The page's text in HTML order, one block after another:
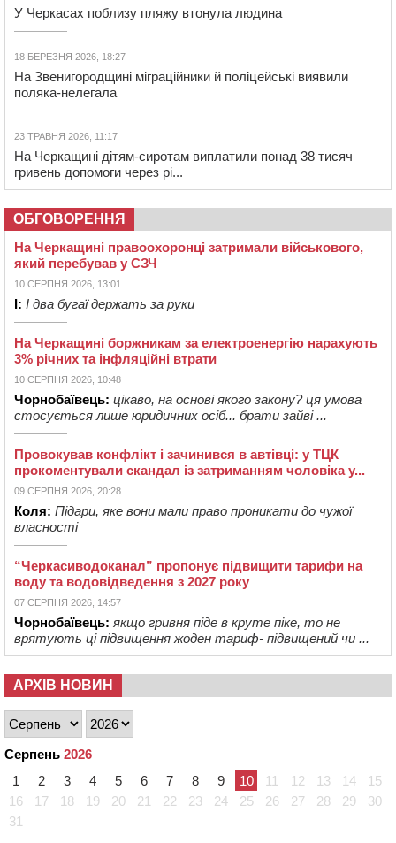
У Черкасах поблизу пляжу втонула людина
18 БЕРЕЗНЯ 2026, 18:27
На Звенигородщині міграційники й поліцейські виявили
поляка-нелегала
23 ТРАВНЯ 2026, 11:17
На Черкащині дітям-сиротам виплатили понад 38 тисяч
гривень допомоги через рі...
ОБГОВОРЕННЯ
На Черкащині правоохоронці затримали військового,
який перебував у СЗЧ
10 СЕРПНЯ 2026, 13:01
І: І два бугаї держать за руки
На Черкащині боржникам за електроенергію нарахують
3% річних та інфляційні втрати
10 СЕРПНЯ 2026, 10:48
Чорнобаївець: цікаво, на основі якого закону? ця умова
стосується лише юридичних осіб... брати зайві ...
Провокував конфлікт і зачинився в автівці: у ТЦК
прокоментували скандал із затриманням чоловіка у...
09 СЕРПНЯ 2026, 20:28
Коля: Підари, яке вони мали право проникати до чужої
власності
“Черкасиводоканал” пропонує підвищити тарифи на
воду та водовідведення з 2027 року
07 СЕРПНЯ 2026, 14:57
Чорнобаївець: якщо гривня піде в круте піке, то не
врятують ці підвищення жоден тариф- підвищений чи ...
АРХІВ НОВИН
Серпень 2026
1
2 3 4 5 6 7 8 9 10 11 12 13 14
15
16
17 18 19 20 21 22 23 24 25 26 27 28 29
30
31